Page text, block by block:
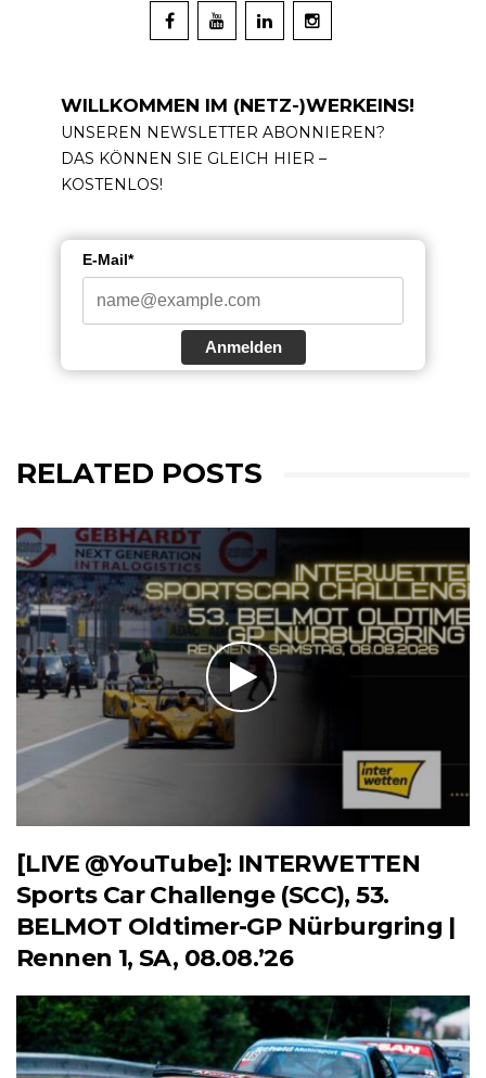
WILLKOMMEN IM (NETZ-)WERKEINS!
UNSEREN NEWSLETTER ABONNIEREN?
DAS KÖNNEN SIE GLEICH HIER –
KOSTENLOS!
E-Mail*
Anmelden
RELATED POSTS
[LIVE @YouTube]: INTERWETTEN
Sports Car Challenge (SCC), 53.
BELMOT Oldtimer-GP Nürburgring |
Rennen 1, SA, 08.08.’26